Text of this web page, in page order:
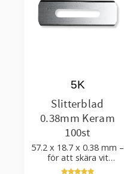
Slitterblad
0.38mm Keram
100st
57.2 x 18.7 x 0.38 mm –
för att skära vit
plastfilm med tillsatser
5K